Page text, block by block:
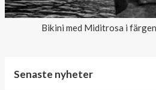
Bikini med Miditrosa i
Senaste nyheter